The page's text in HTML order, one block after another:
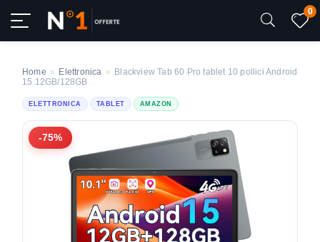
0
Home » Elettronica » Blackview Tab 60 Pro tablet 10 pollici Android
15 12GB/128GB
ELETTRONICA TABLET AMAZON
-75%